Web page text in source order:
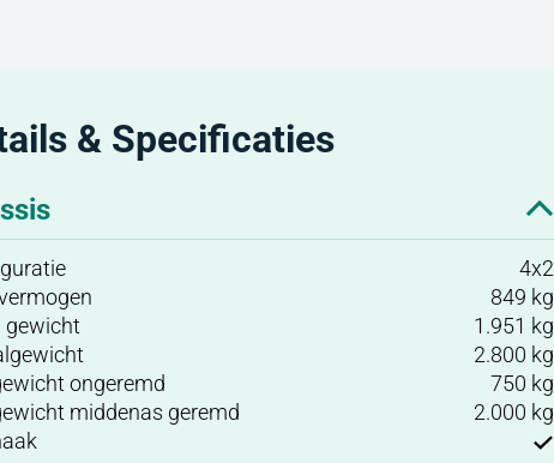
& Specificaties
4x2
849 kg
gewicht
1.951 kg
2.800 kg
ongeremd
750 kg
middenas geremd
2.000 kg